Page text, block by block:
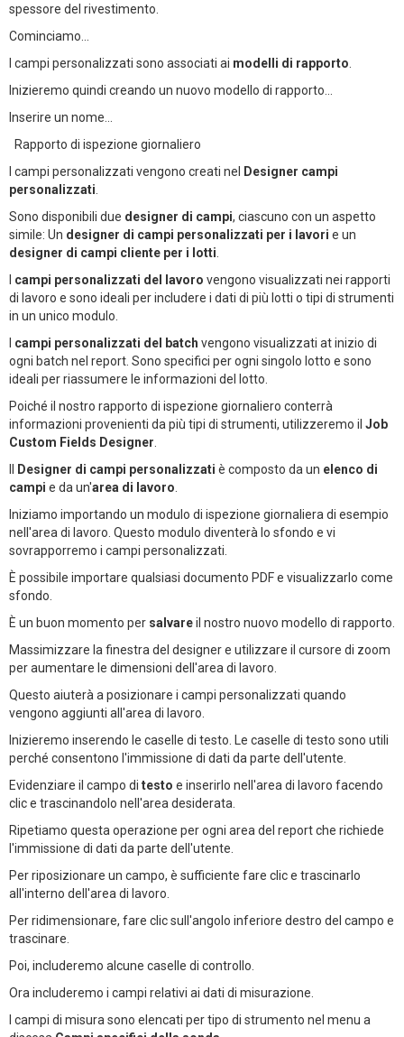
spessore del rivestimento.
Cominciamo...
I campi personalizzati sono associati ai modelli di rapporto
Inizieremo quindi creando un nuovo modello di rapporto...
Inserire un nome...
Rapporto di ispezione giornaliero
I campi personalizzati vengono creati nel Designer campi
personalizzati
Sono disponibili due designer di campi, ciascuno con un aspetto
simile: Un designer di campi personalizzati per i lavori e un
designer di campi cliente per i lotti
I campi personalizzati del lavoro vengono visualizzati nei rapporti
di lavoro e sono ideali per includere i dati di più lotti o tipi di strumenti
in un unico modulo.
I campi personalizzati del batch vengono visualizzati at inizio di
ogni batch nel report. Sono specifici per ogni singolo lotto e sono
ideali per riassumere le informazioni del lotto.
Poiché il nostro rapporto di ispezione giornaliero conterrà
informazioni provenienti da più tipi di strumenti, utilizzeremo il Job
Custom Fields Designer
Il Designer di campi personalizzati è composto da un elenco di
campi e da un'area di lavoro
Iniziamo importando un modulo di ispezione giornaliera di esempio
nell'area di lavoro. Questo modulo diventerà lo sfondo e vi
sovrapporremo i campi personalizzati.
È possibile importare qualsiasi documento PDF e visualizzarlo come
sfondo.
È un buon momento per salvareil nostro nuovo modello di rapporto.
Massimizzare la finestra del designer e utilizzare il cursore di zoom
per aumentare le dimensioni dell'area di lavoro.
Questo aiuterà a posizionare i campi personalizzati quando
vengono aggiunti all'area di lavoro.
Inizieremo inserendo le caselle di testo. Le caselle di testo sono utili
perché consentono l'immissione di dati da parte dell'utente.
Evidenziare il campo di testo e inserirlo nell'area di lavoro facendo
clic e trascinandolo nell'area desiderata.
Ripetiamo questa operazione per ogni area del report che richiede
l'immissione di dati da parte dell'utente.
Per riposizionare un campo, è sufficiente fare clic e trascinarlo
all'interno dell'area di lavoro.
Per ridimensionare, fare clic sull'angolo inferiore destro del campo e
trascinare.
Poi, includeremo alcune caselle di controllo.
Ora includeremo i campi relativi ai dati di misurazione.
I campi di misura sono elencati per tipo di strumento nel menu a